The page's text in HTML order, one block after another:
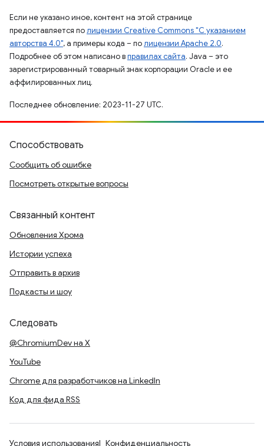
Если не указано иное, контент на этой странице
предоставляется полицензии Creative Commons "С указанием
авторства 4.0", а примеры кода – полицензии Apache 2.0.
Подробнее об этом написано вправилах сайта. Java – это
зарегистрированный товарный знак корпорации Oracle и ее
аффилированных лиц.
Последнее обновление: 2023-11-27 UTC.
Способствовать
Сообщить об ошибке
Посмотреть открытые вопросы
Связанный контент
Обновления Хрома
Истории успеха
Отправить в архив
Подкасты и шоу
Следовать
@ChromiumDev на X
YouTube
Chrome для разработчиков на LinkedIn
Код для фида RSS
Условия использования Конфиденциальность